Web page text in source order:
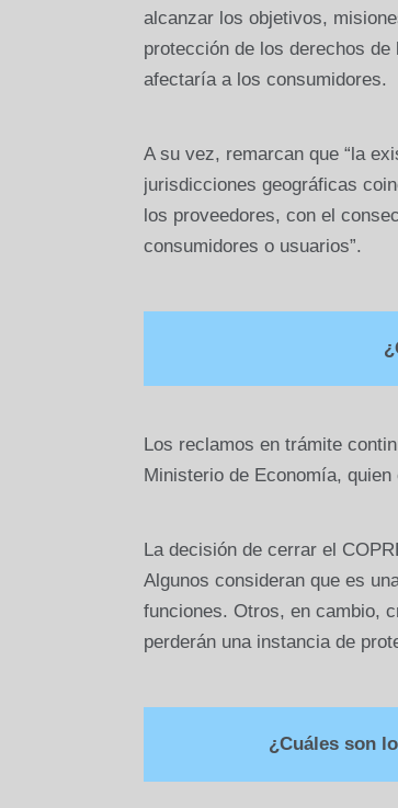
alcanzar los objetivos,
protección de los derechos
afectaría a los consumidores.
A su vez, remarcan que “la
jurisdicciones geográficas
los proveedores, con el
consumidores o usuarios”.
Los reclamos en trámite
Ministerio de Economía,
La decisión de cerrar el
Algunos consideran que es
funciones. Otros, en cambio,
perderán una instancia de
¿Cuáles son